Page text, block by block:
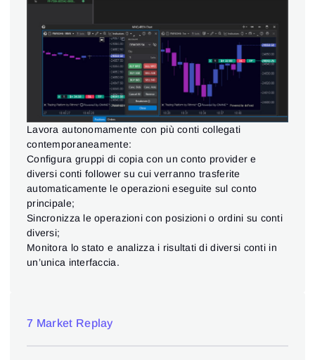
Lavora autonomamente con più conti collegati
contemporaneamente:
Configura gruppi di copia con un conto provider e
diversi conti follower su cui verranno trasferite
automaticamente le operazioni eseguite sul conto
principale;
Sincronizza le operazioni con posizioni o ordini su conti
diversi;
Monitora lo stato e analizza i risultati di diversi conti in
un’unica interfaccia.
7 Market Replay
Close
Accesso
Password
Hai dimenticato la password?
Accedi
Non hai un account? Registrati
Reimposta la password
Inserisci il tuo indirizzo e-mail e ti invieremo un link per
creare una nuova password.
Email
Reimposta password
Registrazione
Email
Desidero ricevere offerte speciali da ATAS
Accetto i
Consulta la nostra Informativa sulla privacy